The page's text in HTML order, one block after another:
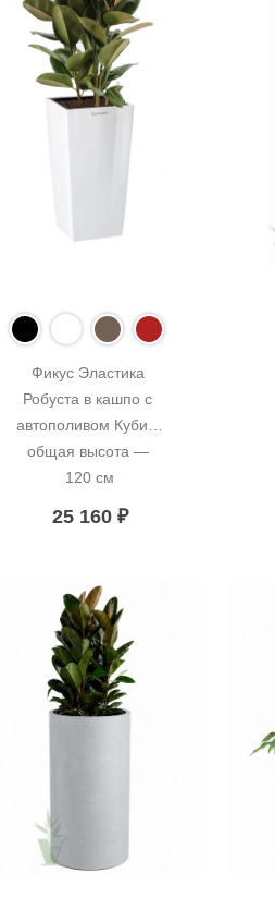
Фикус Эластика
Робуста в кашпо с
автополивом Кубис,
общая высота —
120 см
25 160 ₽